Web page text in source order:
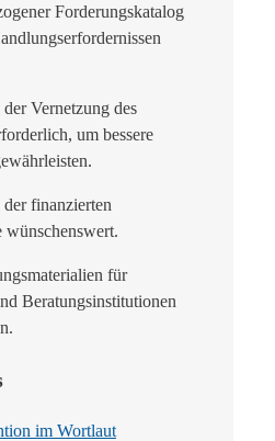
Forderungskatalog
Vernetzung des
um bessere
finanzierten
wünschenswert.
für
Beratungsinstitutionen
im Wortlaut